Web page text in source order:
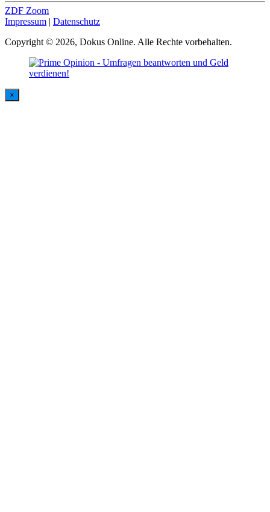
ZDF Zoom
Impressum | Datenschutz
Copyright © 2026, Dokus Online. Alle Rechte vorbehalten.
×